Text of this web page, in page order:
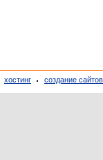
хостинг создание сайтов